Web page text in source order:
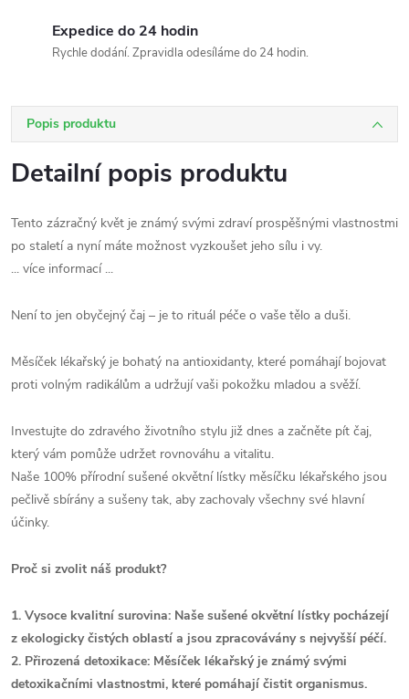
Expedice do 24 hodin
Rychle dodání. Zpravidla odesíláme do 24 hodin.
Popis produktu
Detailní popis produktu
Tento zázračný květ je známý svými zdraví prospěšnými vlastnostmi
po staletí a nyní máte možnost vyzkoušet jeho sílu i vy.
... více informací ...
Není to jen obyčejný čaj – je to rituál péče o vaše tělo a duši.
Měsíček lékařský je bohatý na antioxidanty, které pomáhají bojovat
proti volným radikálům a udržují vaši pokožku mladou a svěží.
Investujte do zdravého životního stylu již dnes a začněte pít čaj,
který vám pomůže udržet rovnováhu a vitalitu.
Naše 100% přírodní sušené okvětní lístky měsíčku lékařského jsou
pečlivě sbírány a sušeny tak, aby zachovaly všechny své hlavní
účinky.
Proč si zvolit náš produkt?
1. Vysoce kvalitní surovina: Naše sušené okvětní lístky pocházejí
z ekologicky čistých oblastí a jsou zpracovávány s nejvyšší péčí.
2. Přirozená detoxikace: Měsíček lékařský je známý svými
detoxikačními vlastnostmi, které pomáhají čistit organismus.